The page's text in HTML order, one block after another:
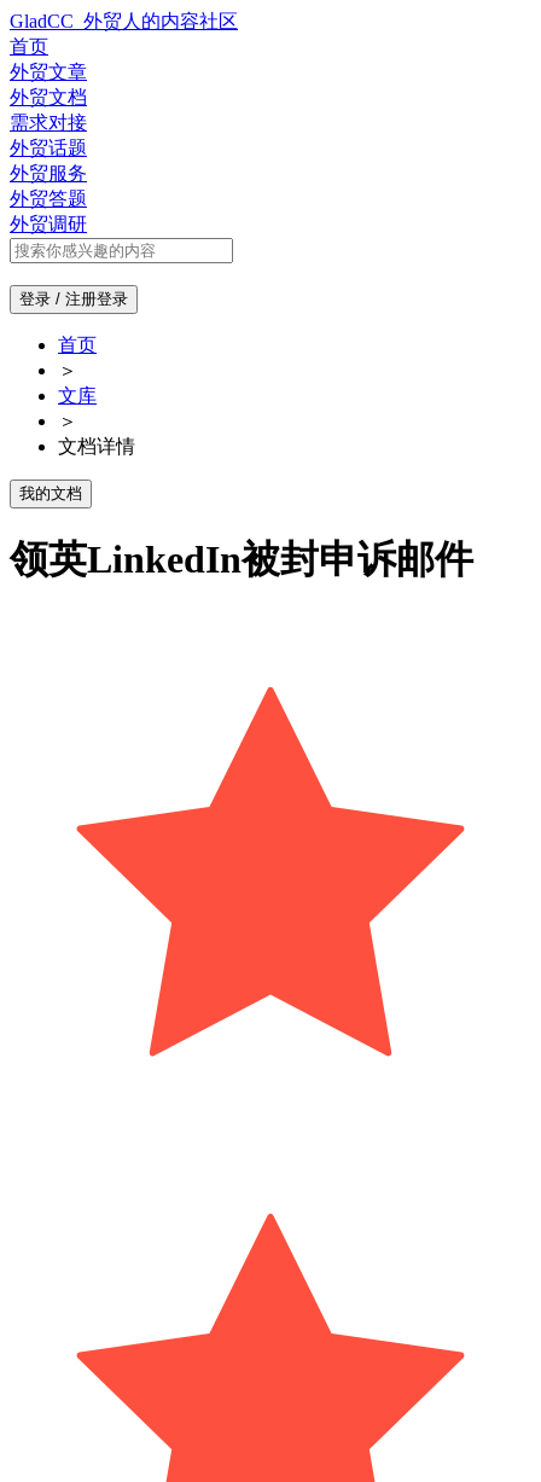
GladCC_外贸人的内容社区
首页
外贸文章
外贸文档
需求对接
外贸话题
外贸服务
外贸答题
外贸调研
登录 / 注册登录
首页
＞
文库
＞
文档详情
我的文档
领英LinkedIn被封申诉邮件